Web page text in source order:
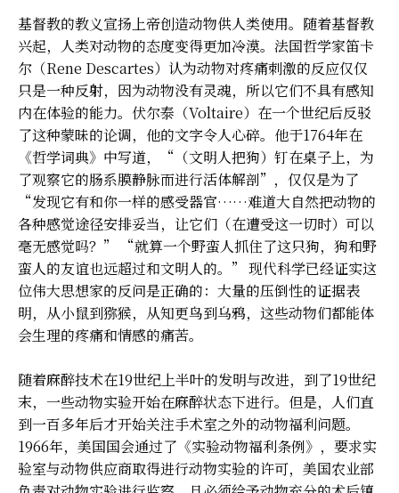
基督教的教义宣扬上帝创造动物供人类使用。随着基督教
兴起，人类对动物的态度变得更加冷漠。法国哲学家笛卡
尔（Rene Descartes）认为动物对疼痛刺激的反应仅仅
只是一种反射，因为动物没有灵魂，所以它们不具有感知
内在体验的能力。伏尔泰（Voltaire）在一个世纪后反驳
了这种蒙昧的论调，他的文字令人心碎。他于1764年在
《哲学词典》中写道，“（文明人把狗）钉在桌子上，为
了观察它的肠系膜静脉而进行活体解剖”，仅仅是为了
“发现它有和你一样的感受器官……难道大自然把动物的
各种感觉途径安排妥当，让它们（在遭受这一切时）可以
毫无感觉吗？” “就算一个野蛮人抓住了这只狗，狗和野
蛮人的友谊也远超过和文明人的。” 现代科学已经证实这
位伟大思想家的反问是正确的：大量的压倒性的证据表
明，从小鼠到猕猴，从知更鸟到乌鸦，这些动物们都能体
会生理的疼痛和情感的痛苦。
随着麻醉技术在19世纪上半叶的发明与改进，到了19世纪
末，一些动物实验开始在麻醉状态下进行。但是，人们直
到一百多年后才开始关注手术室之外的动物福利问题。
1966年，美国国会通过了《实验动物福利条例》，要求实
验室与动物供应商取得进行动物实验的许可，美国农业部